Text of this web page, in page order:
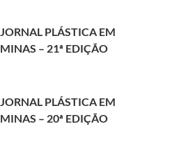
JORNAL PLÁSTICA EM
MINAS – 21ª EDIÇÃO
JORNAL PLÁSTICA EM
MINAS – 20ª EDIÇÃO